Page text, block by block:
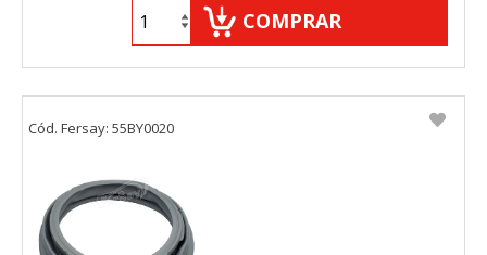
COMPRAR
Cód. Fersay: 55BY0020